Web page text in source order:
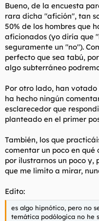
Bueno, de la encuesta
rara dicha "afición", tan
50% de los hombres que
aficionados (yo diría que
seguramente un "no").
perfecto que sea tabú,
algo subterráneo
Por otro lado, han
ha hecho ningún
esclarecedor que
planteado en el primer
También, los que
comentar un poco en qué
por ilustrarnos un poco y,
que me limito a mirar,
Edito:
es algo hipnótico, pero no
temática podólogica no he